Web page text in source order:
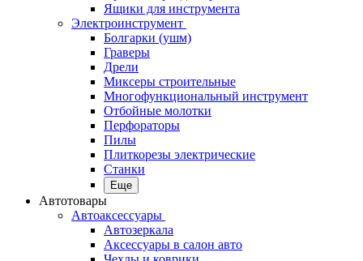
Ящики для инструмента
Электроинструмент
Болгарки (ушм)
Граверы
Дрели
Миксеры строительные
Многофункциональный инструмент
Отбойные молотки
Перфораторы
Пилы
Плиткорезы электрические
Станки
Еще
Автотовары
Автоаксессуары
Автозеркала
Аксессуары в салон авто